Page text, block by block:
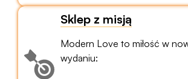
Sklep z misją
Modern Love to miłość w
wydaniu: